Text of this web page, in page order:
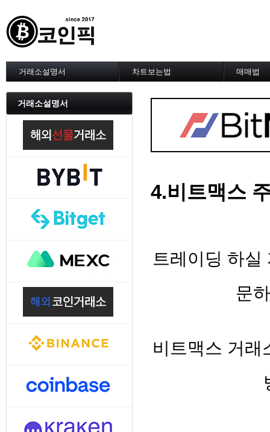
거래소설명서 차트보는법
1. 바이낸스 차트설정
2. 비트맥스 차트설정
3. 바이비트 차트설정
4. 업비트 차트설정
-------차트의 기본-------
1. 기본
6. 상승과 조정
2. 캔들 패턴(2)
3. 캔들 패턴(3)
매매법
1. 이평선
2. 60이평
3. 골든크
4. 데스크
8. 피보나
9. 거래량
14. 일목
15. DMI
거래소설명서
4.비트맥스
트레이딩 하실
문
비트맥스 거래